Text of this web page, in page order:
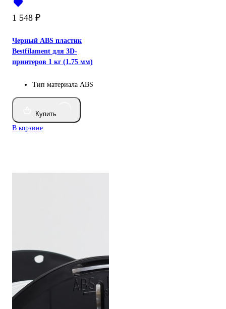
1 548 ₽
Черный ABS пластик
Bestfilament для 3D-
принтеров 1 кг (1,75 мм)
Тип материала ABS
Купить
В корзине